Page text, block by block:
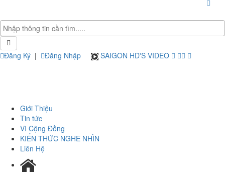
Đăng Ký | Đăng Nhập SAIGON HD'S VIDEO
Giới Thiệu
Tin tức
Vì Cộng Đồng
KIẾN THỨC NGHE NHÌN
Liên Hệ